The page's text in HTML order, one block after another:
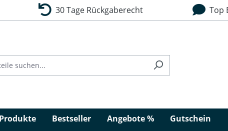
30 Tage Rückgaberecht Top
Bestseller Angebote % Gutschein